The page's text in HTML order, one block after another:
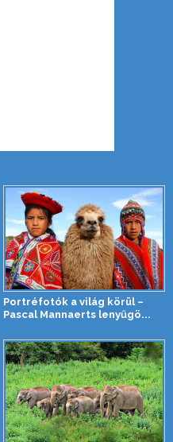
Portréfotók a világ körül –
Pascal Mannaerts lenyűgö...